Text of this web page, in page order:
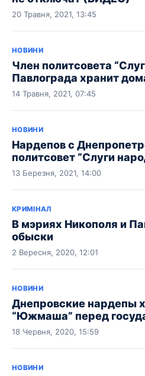
20 Травня, 2021, 13:45
НОВИНИ
Член политсовета
Павлограда хранит
14 Травня, 2021, 07:45
НОВИНИ
Нардепов с
политсовет “Слуги
13 Березня, 2021, 14:00
КРИМІНАЛ
В мэриях Никополя и
обыски
2 Вересня, 2020, 12:01
НОВИНИ
Днепровские нардепы
“Южмаша” перед
18 Червня, 2020, 15:59
НОВИНИ